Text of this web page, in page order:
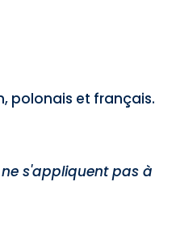
polonais et français.
s'appliquent pas à